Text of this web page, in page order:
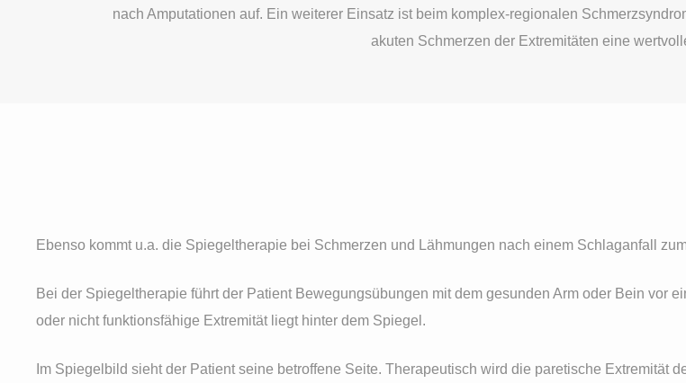
nach Amputationen auf. Ein weiterer Einsatz ist beim komplex-regionalen
akuten Schmerzen der Extremitäten eine
Ebenso kommt u.a. die Spiegeltherapie bei Schmerzen und Lähmungen nach einem Schlaganfall
Bei der Spiegeltherapie führt der Patient Bewegungsübungen mit dem gesunden Arm oder Bein vor
oder nicht funktionsfähige Extremität liegt hinter dem Spiegel.
Im Spiegelbild sieht der Patient seine betroffene Seite. Therapeutisch wird die paretische Extremität